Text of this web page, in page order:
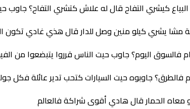
كيشري التفاح قال له علاش كتشري التفاح؟ جاوب
مشا يشري كيلو منين وصل للدار قال هذي غادي تكون
اليوم؟ جاوب حيت الناس قرروا يتبضعوا من
جاوبوه حيت السيارات كتحب تدير عائلة فكل
الحمار قال هادي أقوى شراكة فالعالم